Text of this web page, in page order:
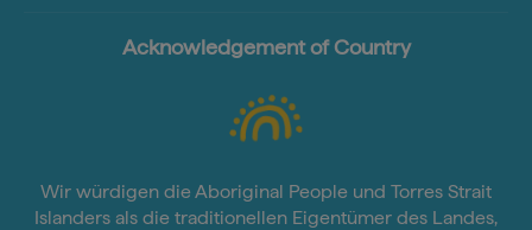
Acknowledgement of Country
Wir würdigen die Aboriginal People und Torres Strait
Islanders als die traditionellen Eigentümer des Landes,